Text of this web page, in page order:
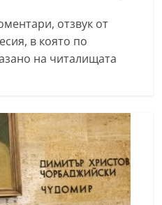
отзвук от
в която по
на читалищата